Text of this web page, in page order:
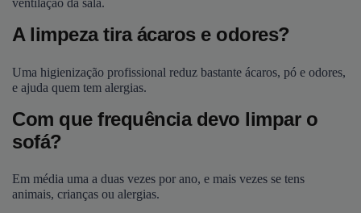
ventilação da sala.
A limpeza tira ácaros e odores?
Uma higienização profissional reduz bastante ácaros, pó e odores,
e ajuda quem tem alergias.
Com que frequência devo limpar o
sofá?
Em média uma a duas vezes por ano, e mais vezes se tens
animais, crianças ou alergias.